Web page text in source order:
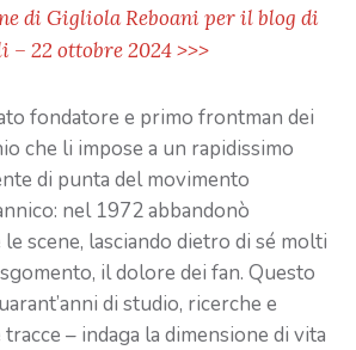
di Gigliola Reboani per il blog di
22 ottobre 2024 >>>
fondatore e primo frontman dei
che li impose a un rapidissimo
di punta del movimento
nel 1972 abbandonò
scene, lasciando dietro di sé molti
il dolore dei fan. Questo
di studio, ricerche e
– indaga la dimensione di vita